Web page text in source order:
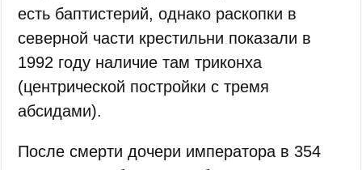
есть баптистерий, однако раскопки в
северной части крестильни показали в
1992 году наличие там триконха
(центрической постройки с тремя
абсидами).
После смерти дочери императора в 354